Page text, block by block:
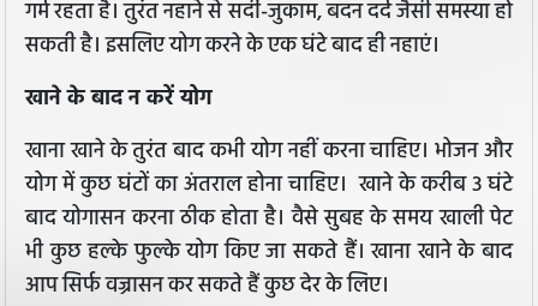
गर्म रहता है। तुरंत नहाने से सर्दी-जुकाम, बदन दर्द जैसी समस्या हो
सकती है। इसलिए योग करने के एक घंटे बाद ही नहाएं।
खाने के बाद न करें योग
खाना खाने के तुरंत बाद कभी योग नहीं करना चाहिए। भोजन और
योग में कुछ घंटों का अंतराल होना चाहिए। खाने के करीब 3 घंटे
बाद योगासन करना ठीक होता है। वैसे सुबह के समय खाली पेट
भी कुछ हल्के फुल्के योग किए जा सकते हैं। खाना खाने के बाद
आप सिर्फ वज्रासन कर सकते हैं कुछ देर के लिए।